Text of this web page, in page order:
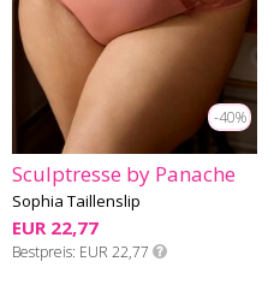
-40%
Sculptresse by Panache
Sophia Taillenslip
EUR 22,77
Bestpreis EUR 22,77